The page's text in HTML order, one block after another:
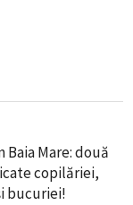
Baia Mare: două
copilăriei,
bucuriei!